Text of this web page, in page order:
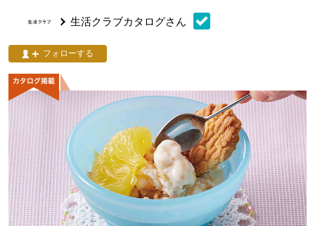
生活クラブカタログさん
フォローする